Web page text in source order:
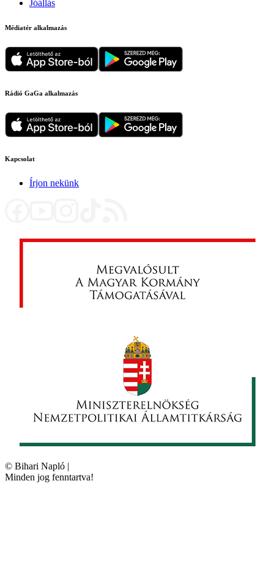
Jóállás
Médiatér alkalmazás
Rádió GaGa alkalmazás
Kapcsolat
Írjon nekünk
© Bihari Napló |
Minden jog fenntartva!